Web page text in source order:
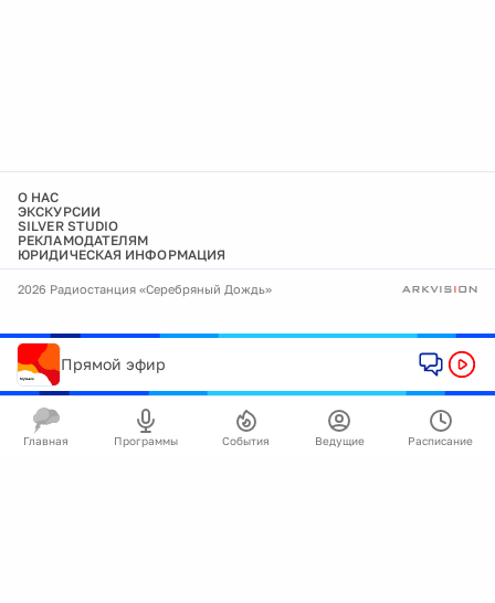
О НАС
ЭКСКУРСИИ
SILVER STUDIO
РЕКЛАМОДАТЕЛЯМ
ЮРИДИЧЕСКАЯ ИНФОРМАЦИЯ
2026 Радиостанция «Серебряный Дождь»
Прямой эфир
Главная Программы События Ведущие Расписание